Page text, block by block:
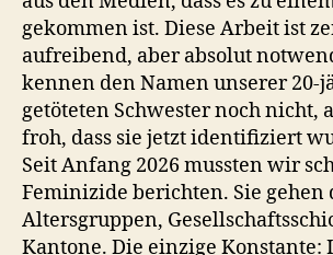
gekommen ist. Diese Arbeit ist
aufreibend, aber absolut
kennen den Namen unserer 20-
getöteten Schwester noch nicht,
froh, dass sie jetzt identifiziert
Seit Anfang 2026 mussten wir
Feminizide berichten. Sie gehen
Altersgruppen,
Kantone. Die einzige Konstante: